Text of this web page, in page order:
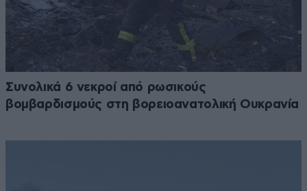
Συνολικά 6 νεκροί από ρωσικούς
βομβαρδισμούς στη βορειοανατολική Ουκρανία